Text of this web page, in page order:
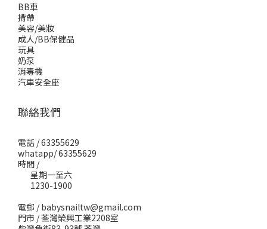
BB車
揹帶
美容/美妝
成人/BB保健品
玩具
奶泵
消毒機
汽車安全座
聯絡我們
電話 / 63355629
whatapp/ 63355629
時間 /
星期一至六
1230-1900
電郵 / babysnailtw@gmail.com
門市 / 荃灣榮興工業2208室